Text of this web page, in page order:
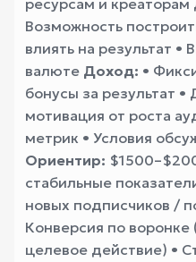
ресурсам и креаторам
Возможность
влиять на результат •
валюте Доход: •
бонусы за результат
мотивация от роста
метрик • Условия
Ориентир:
стабильные
новых подписчиков /
Конверсия по
целевое действие) •